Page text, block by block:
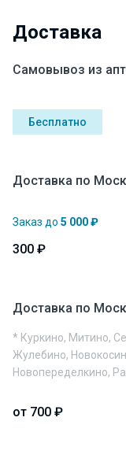
Доставка
Самовывоз из
Бесплатно
Доставка по
Заказ до 5 000 ₽
300 ₽
Доставка по
* Куркино, Митино,
Жулебино,
Новопеределкино,
от 700 ₽